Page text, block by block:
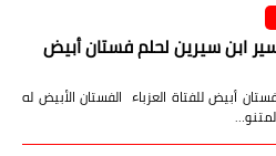
ابن سيرين لحلم فستان أبيض
أبيض للفتاة العزباء الفستان الأبيض له